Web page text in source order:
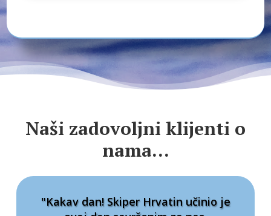
Naši zadovoljni klijenti o
nama…
"Kakav dan! Skiper Hrvatin učinio je